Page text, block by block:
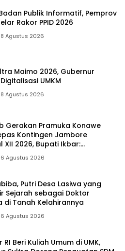
Publik Informatif, Pemprov
Rakor PPID 2026
8 Agustus 2026
Maimo 2026, Gubernur
UMKM
8 Agustus 2026
Gerakan Pramuka Konawe
Kontingen Jambore
XII 2026, Bupati Ikbar:
Karakter Generasi Muda
Disiplin dan Berprestasi
6 Agustus 2026
Putri Desa Lasiwa yang
Sejarah sebagai Doktor
di Tanah Kelahirannya
6 Agustus 2026
RI Beri Kuliah Umum di UMK,